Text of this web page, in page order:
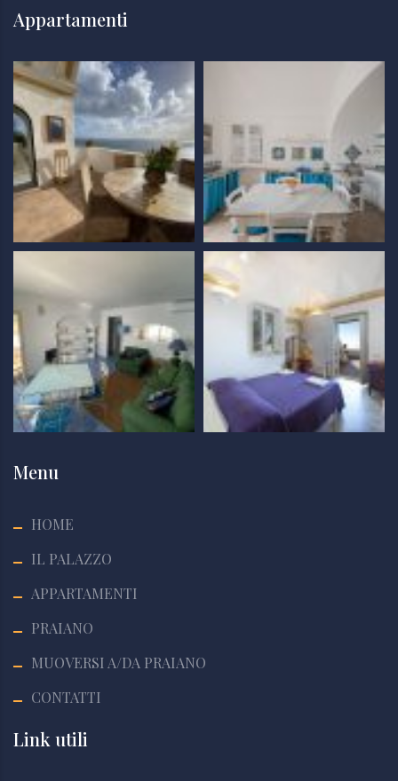
Appartamenti
Menu
HOME
IL PALAZZO
APPARTAMENTI
PRAIANO
MUOVERSI A/DA PRAIANO
CONTATTI
Link utili